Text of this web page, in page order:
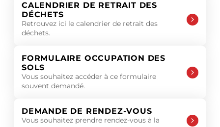
CALENDRIER DE RETRAIT DES
DÉCHETS
Retrouvez ici le calendrier de retrait des
déchets.
FORMULAIRE OCCUPATION DES
SOLS
Vous souhaitez accéder à ce formulaire
souvent demandé.
DEMANDE DE RENDEZ-VOUS
Vous souhaitez prendre rendez-vous à la